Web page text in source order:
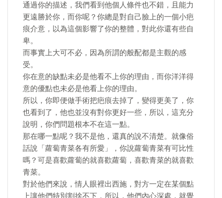
通過你的描述，我們看到他個人條件也不錯，且能力
更遠勝於你，而你呢？你總是對自己臉上的一個小疤
痕介意，以為這個影響了你的整體，對此你還有些自
卑。
而事實上大可不必，因為所謂的般配都是主觀的感
受。
你在意的缺點未必是他看不上你的理由，而你洋洋得
意的優點也未必是他看上你的理由。
所以，你即便做手術把疤痕去掉了，變得更美了，你
也看到了，他也並沒有對你更好一些，所以，這充分
說明，你們問題根本不在這一點。
那在哪一點呢？我不是他，還真的說不清楚。就像俗
話說「蘿蔔青菜各有所愛」，你說蘿蔔青菜有可比性
嗎？可是喜歡蘿蔔的就喜歡蘿蔔，喜歡青菜的就喜歡
青菜。
對於他們來說，情人眼裡出西施，對方一定在某個點
上讓他們特別割捨不下，所以，他們內心深處，就覺